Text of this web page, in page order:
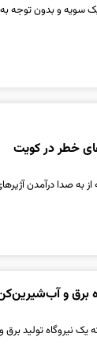
و بدون توجه به
خطر در کویت
به صدا درآمدن
برق و
یک نیروگاه تولید